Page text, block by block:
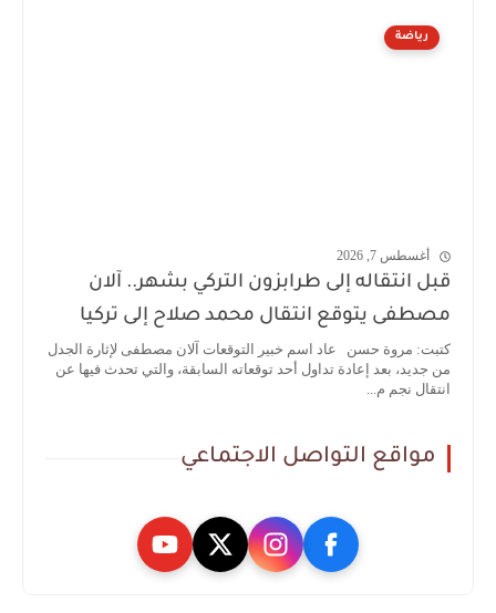
رياضة
أغسطس 7, 2026
قبل انتقاله إلى طرابزون التركي بشهر.. آلان
مصطفى يتوقع انتقال محمد صلاح إلى تركيا
كتبت: مروة حسن عاد اسم خبير التوقعات آلان مصطفى لإثارة الجدل
من جديد، بعد إعادة تداول أحد توقعاته السابقة، والتي تحدث فيها عن
انتقال نجم م...
مواقع التواصل الاجتماعي